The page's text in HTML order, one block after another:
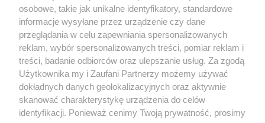
Publikowane komentarze są prywatnymi opiniami Użytkowników serwisu
ostrowmaz24.pl.
OSTROWMAZ24.PL
O nas
osobowe, takie jak unikalne identyfikatory, standardowe
informacje wysyłane przez urządzenie czy dane
przeglądania w celu zapewniania spersonalizowanych
reklam, wybór spersonalizowanych treści, pomiar reklam i
treści, badanie odbiorców oraz ulepszanie usług. Za zgodą
Użytkownika my i Zaufani Partnerzy możemy używać
dokładnych danych geolokalizacyjnych oraz aktywnie
skanować charakterystykę urządzenia do celów
identyfikacji. Ponieważ cenimy Twoją prywatność, prosimy